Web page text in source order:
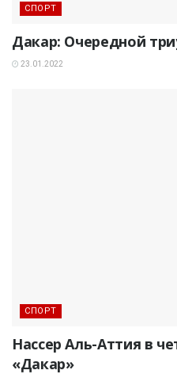
СПОРТ
Дакар: Очередной
23.01.2022
СПОРТ
Нассер Аль-Аттия в
«Дакар»